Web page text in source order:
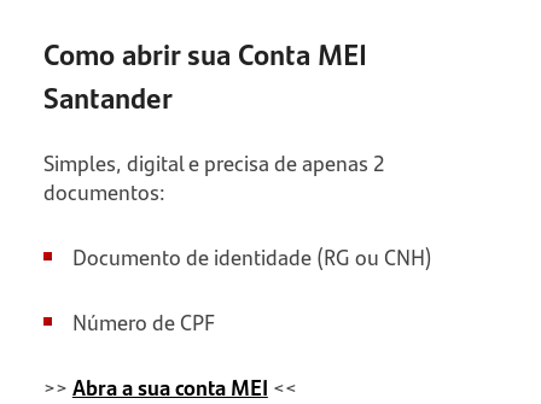
Como abrir sua Conta MEI
Santander
Simples, digital e precisa de apenas 2
documentos:
Documento de identidade (RG ou CNH)
Número de CPF
>>Abra a sua conta MEI <<